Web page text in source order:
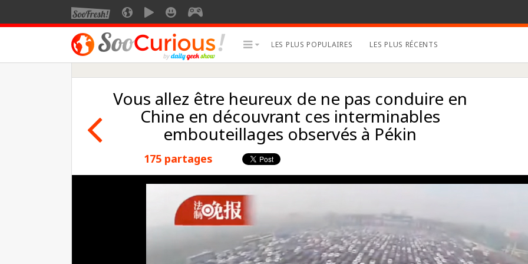
LES PLUS POPULAIRES LES PLUS RÉCENTS
Vous allez être heureux de ne pas conduire en
Chine en découvrant ces interminables
embouteillages observés à Pékin
175 partages